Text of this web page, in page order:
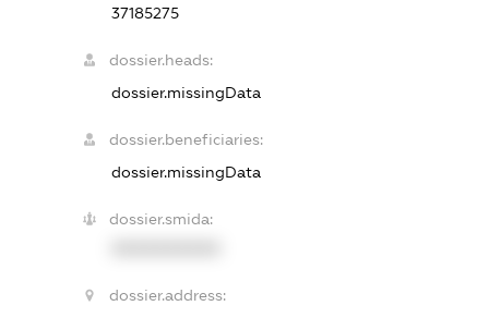
37185275
dossier.heads:
dossier.missingData
dossier.beneficiaries:
dossier.missingData
dossier.smida:
dossier.address: